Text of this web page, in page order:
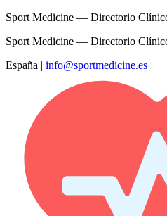
Sport Medicine — Directorio
Sport Medicine — Directorio
España | info@sportmedicine.es